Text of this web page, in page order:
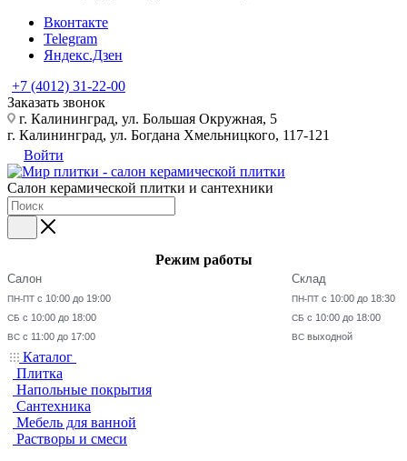
Вконтакте
Telegram
Яндекс.Дзен
+7 (4012) 31-22-00
Заказать звонок
г. Калининград, ул. Большая Окружная, 5
г. Калининград, ул. Богдана Хмельницкого, 117-121
Войти
Салон керамической плитки и сантехники
Режим работы
Салон
ПН-ПТ с 10:00 до 19:00
СБ с 10:00 до 18:00
ВС с 11:00 до 17:00
Склад
ПН-ПТ с 10:00 до 18:30
СБ с 10:00 до 18:00
ВС выходной
Каталог
Плитка
Напольные покрытия
Сантехника
Мебель для ванной
Растворы и смеси